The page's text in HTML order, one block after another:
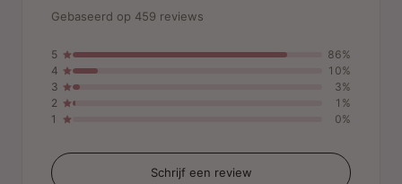
Gebaseerd op 459 reviews
5
86%
4
10%
3
3%
2
1%
1
0%
Schrijf een review